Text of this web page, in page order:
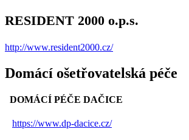
RESIDENT 2000 o.p.s.
http://www.resident2000.cz/
Domácí ošetřovatelská péče
DOMÁCÍ PÉČE DAČICE
https://www.dp-dacice.cz/